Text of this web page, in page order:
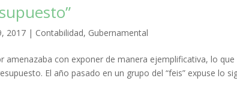
2017 | Contabilidad, Gubernamental
amenazaba con exponer de manera ejemplificativa, lo que
El año pasado en un grupo del “feis” expuse lo